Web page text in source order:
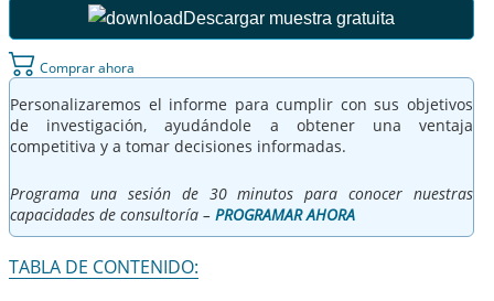
Descargar muestra gratuita
Comprar ahora
Personalizaremos el informe para cumplir con sus objetivos
de investigación, ayudándole a obtener una ventaja
competitiva y a tomar decisiones informadas.
Programa una sesión de 30 minutos para conocer nuestras
capacidades de consultoría – PROGRAMAR AHORA
TABLA DE CONTENIDO: